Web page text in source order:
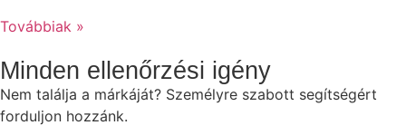
Továbbiak »
Minden ellenőrzési igény
Nem találja a márkáját? Személyre szabott segítségért
forduljon hozzánk.